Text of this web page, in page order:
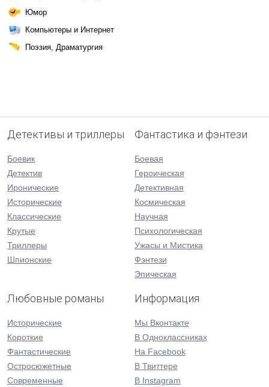
Юмор
Компьютеры и Интернет
Поэзия, Драматургия
Детективы и триллеры
Боевик
Детектив
Иронические
Исторические
Классические
Крутые
Триллеры
Шпионские
Фантастика и фэнтези
Боевая
Героическая
Детективная
Космическая
Научная
Психологическая
Ужасы и Мистика
Фэнтези
Эпическая
Любовные романы
Исторические
Короткие
Фантастические
Остросюжетные
Современные
Информация
Мы Вконтакте
В Одноклассниках
На Facebook
В Твиттере
В Instagram